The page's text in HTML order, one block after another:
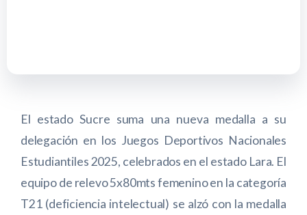
El estado Sucre suma una nueva medalla a su
delegación en los Juegos Deportivos Nacionales
Estudiantiles 2025, celebrados en el estado Lara. El
equipo de relevo 5x80mts femenino en la categoría
T21 (deficiencia intelectual) se alzó con la medalla